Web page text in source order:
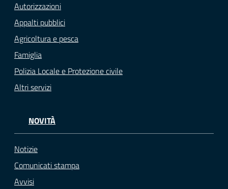
Autorizzazioni
Appalti pubblici
Agricoltura e pesca
Famiglia
Polizia Locale e Protezione civile
Altri servizi
NOVITÀ
Notizie
Comunicati stampa
Avvisi